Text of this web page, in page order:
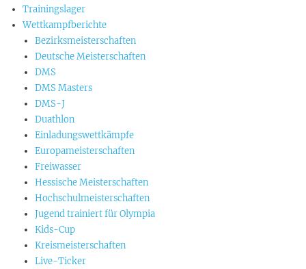
Trainingslager
Wettkampfberichte
Bezirksmeisterschaften
Deutsche Meisterschaften
DMS
DMS Masters
DMS-J
Duathlon
Einladungswettkämpfe
Europameisterschaften
Freiwasser
Hessische Meisterschaften
Hochschulmeisterschaften
Jugend trainiert für Olympia
Kids-Cup
Kreismeisterschaften
Live-Ticker